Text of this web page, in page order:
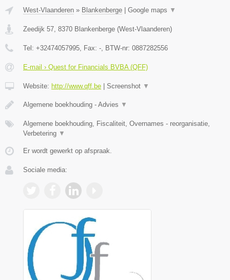
West-Vlaanderen » Blankenberge Google maps ▼
Zeedijk 57, 8370 Blankenberge (West-Vlaanderen)
Tel: +32474057995, Fax: -, BTW-nr: 0887282556
E-mail › Quest for Financials BVBA (QFF)
Website: http://www.qff.be Screenshot ▼
Algemene boekhouding - Advies ▼
Algemene boekhouding, Fiscaliteit, Overnames - reorganisatie,
Verbetering ▼
Er wordt gewerkt op afspraak.
Sociale media: